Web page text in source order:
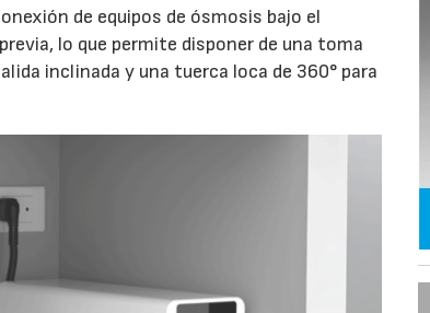
de equipos de ósmosis bajo el
lo que permite disponer de una toma
inclinada y una tuerca loca de 360° para